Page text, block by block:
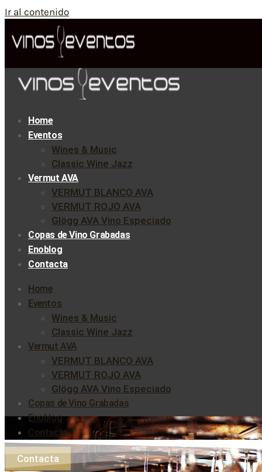
Ir al contenido
Home
Eventos
Wines & Music
Classic Wine Jazz
Vermut AVA
VERMUT BLANCO AVA
VERMUT ROJO AVA
Glögg AVA Vino Especiado
Copas de Vino Grabadas
Enoblog
Contacta
Home
Eventos
Wines & Music
Classic Wine Jazz
Vermut AVA
VERMUT BLANCO AVA
VERMUT ROJO AVA
Glögg AVA Vino Especiado
Copas de Vino Grabadas
Enoblog
Contacta
Contacta